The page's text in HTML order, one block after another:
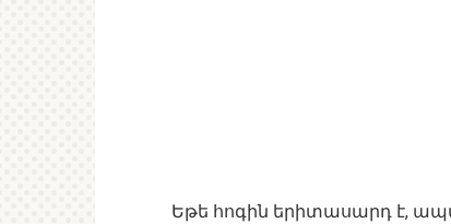
Եթե ​​հոգին երիտասարդ է,